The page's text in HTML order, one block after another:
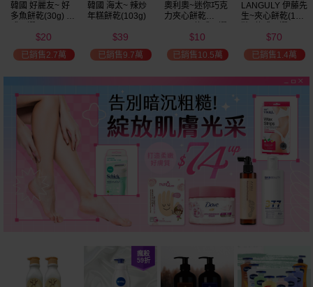
韓國 好麗友~ 好
多魚餅乾(30g) 款
$20
已銷售2.7萬
韓國 海太~ 辣炒
年糕餅乾(103g)
$39
已銷售9.7萬
奧利奧~迷你巧克
力夾心餅乾
美式賣場熱銷
$10
已銷售10.5萬
LANGULY 伊藤先
生~夾心餅乾(1盒
$70
已銷售1.4萬